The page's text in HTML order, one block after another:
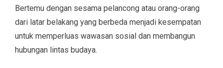
Bertemu dengan sesama pelancong atau orang-orang
dari latar belakang yang berbeda menjadi kesempatan
untuk memperluas wawasan sosial dan membangun
hubungan lintas budaya.